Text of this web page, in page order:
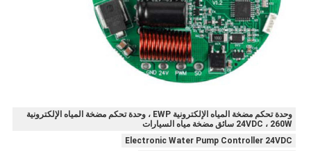
وحدة تحكم مضخة المياه الإلكترونية EWP ، وحدة تحكم مضخة المياه الإلكترونية
24VDC ، 260W سائق مضخة مياه السيارات
Electronic Water Pump Controller 24VDC